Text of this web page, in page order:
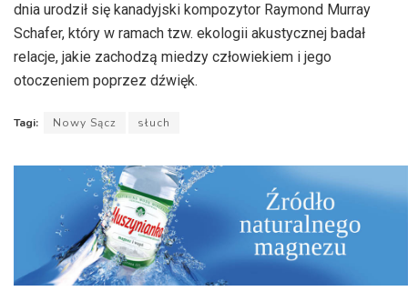
dnia urodził się kanadyjski kompozytor Raymond Murray
Schafer, który w ramach tzw. ekologii akustycznej badał
relacje, jakie zachodzą miedzy człowiekiem i jego
otoczeniem poprzez dźwięk.
Tagi: Nowy Sącz słuch